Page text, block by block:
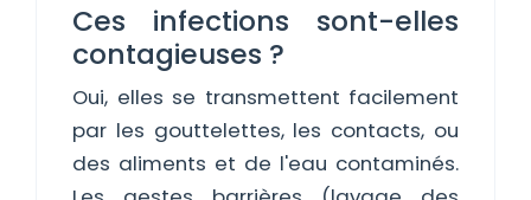
Ces infections sont-elles
contagieuses ?
Oui, elles se transmettent facilement
par les gouttelettes, les contacts, ou
des aliments et de l'eau contaminés.